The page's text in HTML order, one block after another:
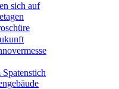
sich auf
Spatenstich